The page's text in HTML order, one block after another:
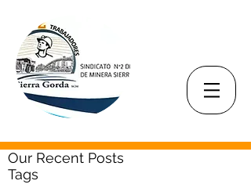
Our Recent Posts
Tags